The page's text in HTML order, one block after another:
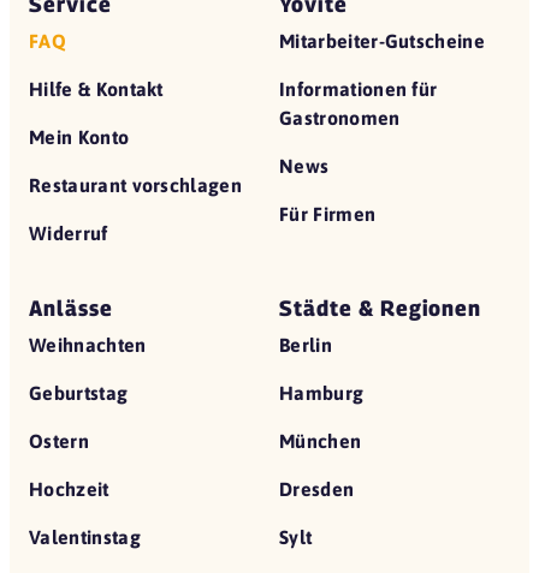
FAQ
Hilfe & Kontakt
Mein Konto
Restaurant vorschlagen
Widerruf
Mitarbeiter-Gutscheine
Informationen für
Gastronomen
News
Für Firmen
Anlässe
Weihnachten
Geburtstag
Ostern
Hochzeit
Valentinstag
Städte & Regionen
Berlin
Hamburg
München
Dresden
Sylt